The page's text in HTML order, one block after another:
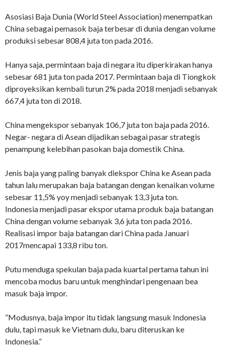
Asosiasi Baja Dunia (World Steel Association) menempatkan
China sebagai pemasok baja terbesar di dunia dengan volume
produksi sebesar 808,4 juta ton pada 2016.
Hanya saja, permintaan baja di negara itu diperkirakan hanya
sebesar 681 juta ton pada 2017. Permintaan baja di Tiongkok
diproyeksikan kembali turun 2% pada 2018 menjadi sebanyak
667,4 juta ton di 2018.
China mengekspor sebanyak 106,7 juta ton baja pada 2016.
Negar- negara di Asean dijadikan sebagai pasar strategis
penampung kelebihan pasokan baja domestik China.
Jenis baja yang paling banyak diekspor China ke Asean pada
tahun lalu merupakan baja batangan dengan kenaikan volume
sebesar 11,5% yoy menjadi sebanyak 13,3 juta ton.
Indonesia menjadi pasar ekspor utama produk baja batangan
China dengan volume sebanyak 3,6 juta ton pada 2016.
Realisasi impor baja batangan dari China pada Januari
2017mencapai 133,8 ribu ton.
Putu menduga spekulan baja pada kuartal pertama tahun ini
mencoba modus baru untuk menghindari pengenaan bea
masuk baja impor.
”Modusnya, baja impor itu tidak langsung masuk Indonesia
dulu, tapi masuk ke Vietnam dulu, baru diteruskan ke
Indonesia.”